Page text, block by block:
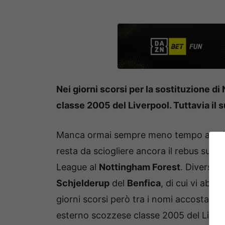
Nei giorni scorsi per la sostituzione
classe 2005 del Liverpool. Tuttavia il
Manca ormai sempre meno tempo
resta da sciogliere ancora il rebus sul
League al Nottingham Forest. Diversi i
Schjelderup del Benfica, di cui vi
giorni scorsi però tra i nomi accostati
esterno scozzese classe 2005 del